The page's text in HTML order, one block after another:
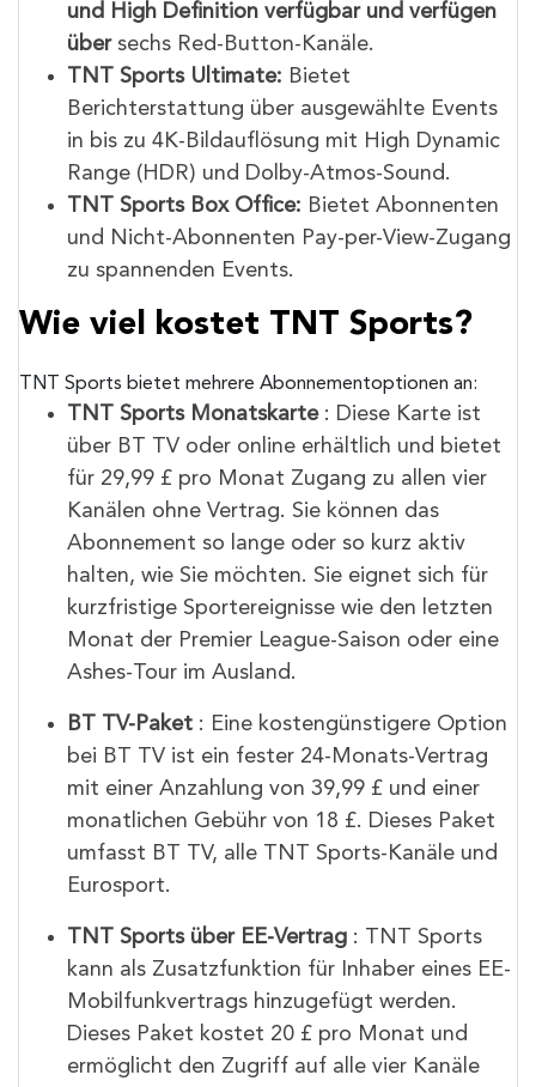
und High Definition verfügbar und verfügen
übersechs Red-Button-Kanäle.
TNT Sports Ultimate: Bietet
Berichterstattung über ausgewählte Events
in bis zu 4K-Bildauflösung mit High Dynamic
Range (HDR) und Dolby-Atmos-Sound.
TNT Sports Box Office: Bietet Abonnenten
und Nicht-Abonnenten Pay-per-View-Zugang
zu spannenden Events.
Wie viel kostet TNT Sports?
TNT Sports bietet mehrere Abonnementoptionen an:
TNT Sports Monatskarte: Diese Karte ist
über BT TV oder online erhältlich und bietet
für 29,99 £ pro Monat Zugang zu allen vier
Kanälen ohne Vertrag. Sie können das
Abonnement so lange oder so kurz aktiv
halten, wie Sie möchten. Sie eignet sich für
kurzfristige Sportereignisse wie den letzten
Monat der Premier League-Saison oder eine
Ashes-Tour im Ausland.
BT TV-Paket : Eine kostengünstigere Option
bei BT TV ist ein fester 24-Monats-Vertrag
mit einer Anzahlung von 39,99 £ und einer
monatlichen Gebühr von 18 £. Dieses Paket
umfasst BT TV, alle TNT Sports-Kanäle und
Eurosport.
TNT Sports über EE-Vertrag : TNT Sports
kann als Zusatzfunktion für Inhaber eines EE-
Mobilfunkvertrags hinzugefügt werden.
Dieses Paket kostet 20 £ pro Monat und
ermöglicht den Zugriff auf alle vier Kanäle